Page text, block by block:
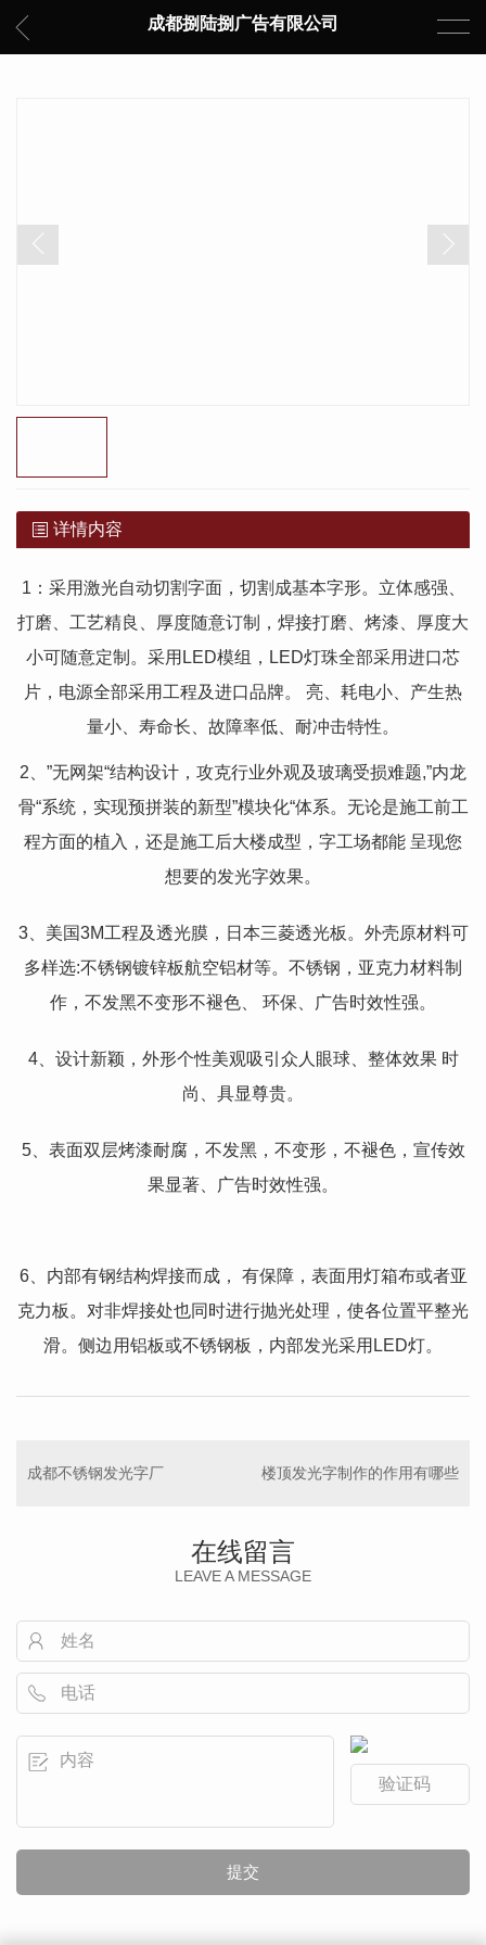
成都捌陆捌广告有限公司
详情内容
1：采用激光自动切割字面，切割成基本字形。立体感强、
打磨、工艺精良、厚度随意订制，焊接打磨、烤漆、厚度大
小可随意定制。采用LED模组，LED灯珠全部采用进口芯
片，电源全部采用工程及进口品牌。 亮、耗电小、产生热
量小、寿命长、故障率低、耐冲击特性。
2、”无网架“结构设计，攻克行业外观及玻璃受损难题,”内龙
骨“系统，实现预拼装的新型”模块化“体系。无论是施工前工
程方面的植入，还是施工后大楼成型，字工场都能 呈现您
想要的发光字效果。
3、美国3M工程及透光膜，日本三菱透光板。外壳原材料可
多样选:不锈钢镀锌板航空铝材等。不锈钢，亚克力材料制
作，不发黑不变形不褪色、 环保、广告时效性强。
4、设计新颖，外形个性美观吸引众人眼球、整体效果 时
尚、具显尊贵。
5、表面双层烤漆耐腐，不发黑，不变形，不褪色，宣传效
果显著、广告时效性强。
6、内部有钢结构焊接而成， 有保障，表面用灯箱布或者亚
克力板。对非焊接处也同时进行抛光处理，使各位置平整光
滑。侧边用铝板或不锈钢板，内部发光采用LED灯。
成都不锈钢发光字厂 楼顶发光字制作的作用有哪些
在线留言
LEAVE A MESSAGE